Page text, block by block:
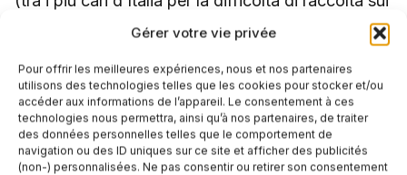
Gérer votre vie privée
Pour offrir les meilleures expériences, nous et nos partenaires
utilisons des technologies telles que les cookies pour stocker et/ou
accéder aux informations de l’appareil. Le consentement à ces
technologies nous permettra, ainsi qu’à nos partenaires, de traiter
des données personnelles telles que le comportement de
navigation ou des ID uniques sur ce site et afficher des publicités
(non-) personnalisées. Ne pas consentir ou retirer son consentement
terrazzamenti). Olive taggiasche: 12-18 euro/kg.
Per un viaggio nella cucina ligure,cerca un volo
per Genova eprenota un hotelnel centro storico.
Leesperienze guidategastronomiche (food tour